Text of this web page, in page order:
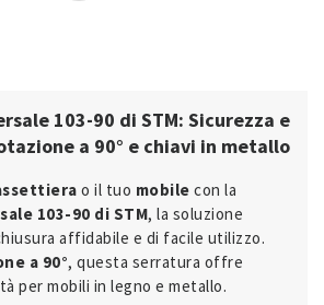
103-90 di STM: Sicurezza e
a 90° e chiavi in metallo
o il tuo mobile con la
103-90 di STM, la soluzione
affidabile e di facile utilizzo.
a 90°, questa serratura offre
per mobili in legno e metallo.